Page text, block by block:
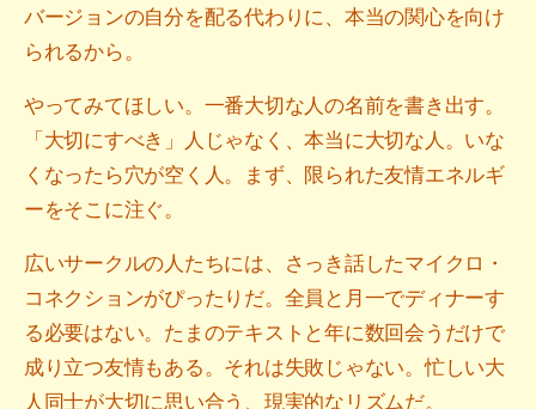
バージョンの自分を配る代わりに、本当の関心を向け
られるから。
やってみてほしい。一番大切な人の名前を書き出す。
「大切にすべき」人じゃなく、本当に大切な人。いな
くなったら穴が空く人。まず、限られた友情エネルギ
ーをそこに注ぐ。
広いサークルの人たちには、さっき話したマイクロ・
コネクションがぴったりだ。全員と月一でディナーす
る必要はない。たまのテキストと年に数回会うだけで
成り立つ友情もある。それは失敗じゃない。忙しい大
人同士が大切に思い合う、現実的なリズムだ。